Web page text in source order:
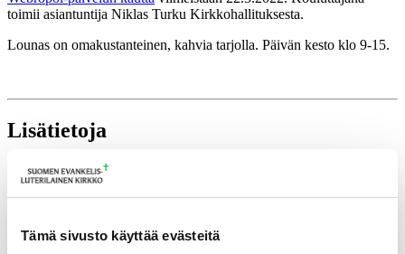
Tämä sivusto käyttää evästeitä
toimii asiantuntija Niklas Turku Kirkkohallituksesta.
Lounas on omakustanteinen, kahvia tarjolla. Päivän kesto klo 9-15.
Lisätietoja
mikko.h.lehtovaara@evl.fi
Tuomiokapitulin istunto 19.08.2026